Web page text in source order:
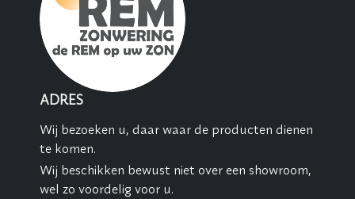
ADRES
Wij bezoeken u, daar waar de producten dienen
te komen.
Wij beschikken bewust niet over een showroom,
wel zo voordelig voor u.